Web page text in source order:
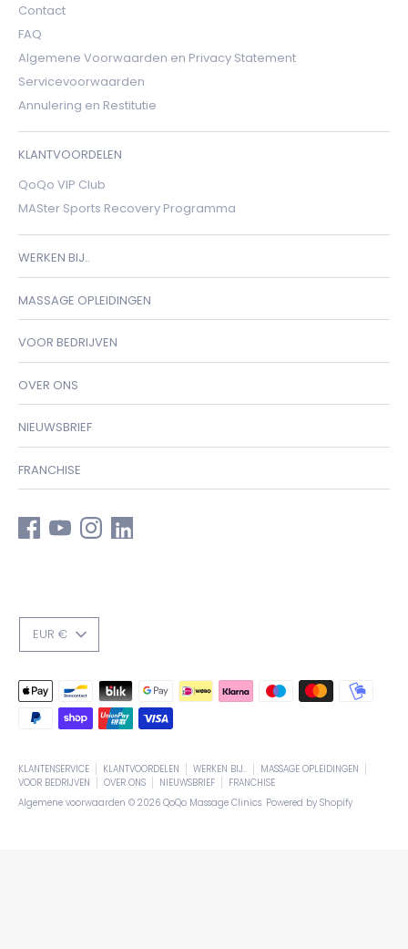
Contact
FAQ
Algemene Voorwaarden en Privacy Statement
Servicevoorwaarden
Annulering en Restitutie
KLANTVOORDELEN
QoQo VIP Club
MASter Sports Recovery Programma
WERKEN BIJ..
MASSAGE OPLEIDINGEN
VOOR BEDRIJVEN
OVER ONS
NIEUWSBRIEF
FRANCHISE
KLANTENSERVICE KLANTVOORDELEN WERKEN BIJ..
MASSAGE OPLEIDINGEN
VOOR BEDRIJVEN
OVER ONS NIEUWSBRIEF
FRANCHISE
Algemene voorwaarden © 2026 QoQo Massage Clinics. Powered by Shopify
VALUTA
EUR €
Geaccepteerde
betaalmethodes